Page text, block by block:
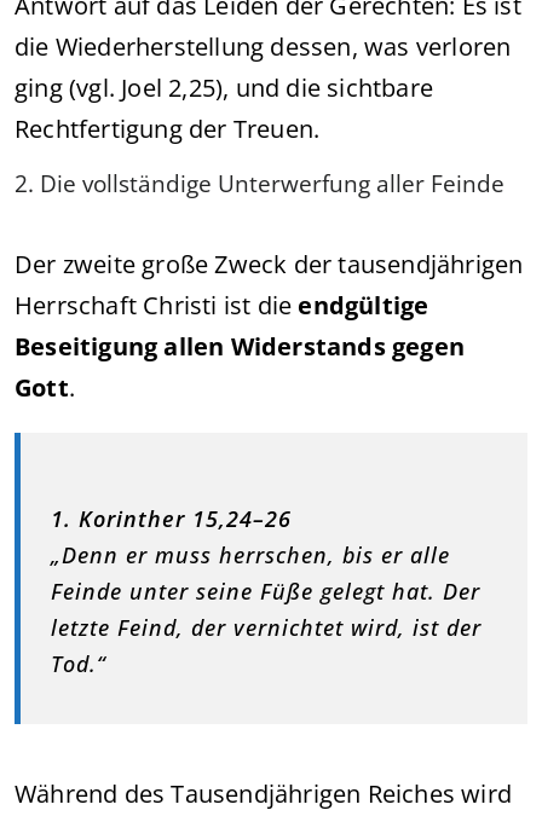
die Wiederherstellung dessen, was verloren
ging (vgl. Joel 2,25), und die sichtbare
Rechtfertigung der Treuen.
2. Die vollständige Unterwerfung aller Feinde
Der zweite große Zweck der tausendjährigen
Herrschaft Christi ist die endgültige
Beseitigung allen Widerstands gegen
Gott.
1. Korinther 15,24–26
„Denn er muss herrschen, bis er alle
Feinde unter seine Füße gelegt hat. Der
letzte Feind, der vernichtet wird, ist der
Tod.“
Während des Tausendjährigen Reiches wird